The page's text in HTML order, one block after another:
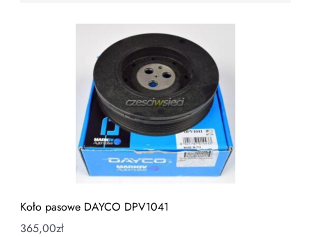
Koło pasowe DAYCO DPV1041
365,00zł